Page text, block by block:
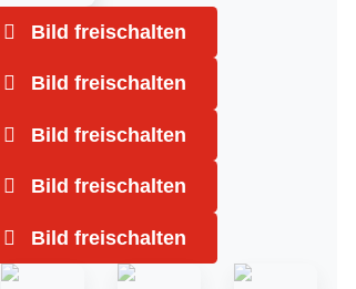
Bild freischalten
Bild freischalten
Bild freischalten
Bild freischalten
Bild freischalten